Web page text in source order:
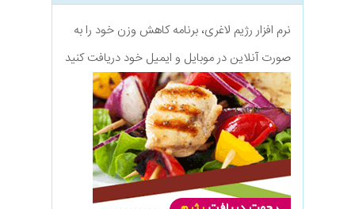
نرم افزار رژیم لاغری، برنامه کاهش وزن خود را به
صورت آنلاین در موبایل و ایمیل خود دریافت کنید